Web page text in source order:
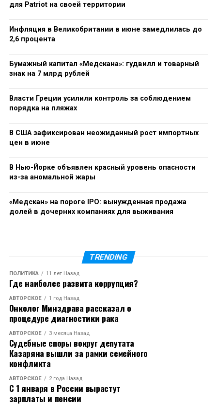
RELATED TOPICS:
CЛЕДУЮЩЕЕ
Технопарки как инструмент роста технологического
бизнеса
НЕ ПРОПУСТИТЕ
Качество и сроки как профессиональный стандарт:
почему Иван Беляев делает ставку на системный
подход в строительстве
для Patriot на своей территории
Инфляция в Великобритании в июне замедлилась до
2,6 процента
Бумажный капитал «Медскана»: гудвилл и товарный
знак на 7 млрд рублей
Власти Греции усилили контроль за соблюдением
порядка на пляжах
В США зафиксирован неожиданный рост импортных
цен в июне
В Нью-Йорке объявлен красный уровень опасности
из-за аномальной жары
«Медскан» на пороге IPO: вынужденная продажа
долей в дочерних компаниях для выживания
TRENDING
ПОЛИТИКА 11 лет Назад
Где наиболее развита коррупция?
АВТОРСКОЕ 1 год Назад
Онколог Минздрава рассказал о
процедуре диагностики рака
АВТОРСКОЕ 3 месяца Назад
Судебные споры вокруг депутата
Казаряна вышли за рамки семейного
конфликта
АВТОРСКОЕ 2 года Назад
С 1 января в России вырастут
зарплаты и пенсии